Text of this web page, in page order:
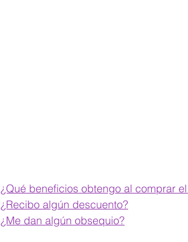
¿Qué beneficios obtengo al comprar
¿Recibo algún descuento?
¿Me dan algún obsequio?